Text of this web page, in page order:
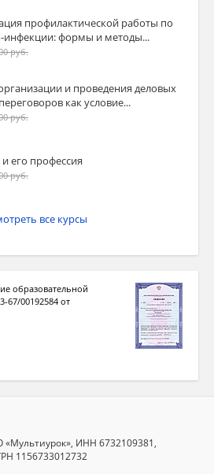
профилактической работы по
инфекции: формы и методы...
руб.
и проведения деловых
переговоров как условие...
руб.
его профессия
руб.
все курсы
образовательной
67/00192584 от
ИНН 6732109381,
1156733012732